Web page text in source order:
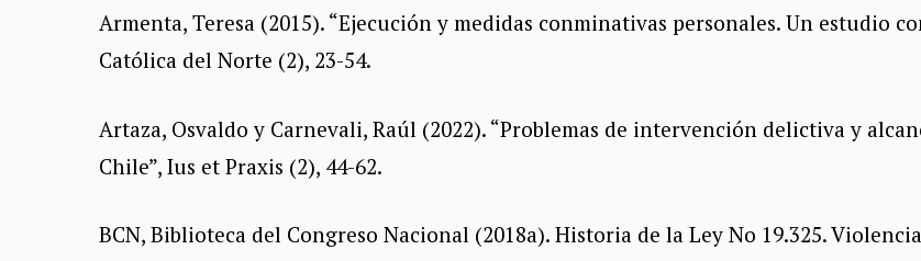
Armenta, Teresa (2015). “Ejecución y medidas conminativas personales. Un estudio
Católica del Norte (2), 23-54.
Artaza, Osvaldo y Carnevali, Raúl (2022). “Problemas de intervención delictiva y
Chile”, Ius et Praxis (2), 44-62.
BCN, Biblioteca del Congreso Nacional (2018a). Historia de la Ley No 19.325.